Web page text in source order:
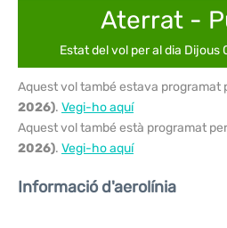
Aterrat -
Estat del vol per al dia Dijous
Aquest vol també estava programat
2026). Vegi-ho aquí
Aquest vol també està programat per
2026). Vegi-ho aquí
Informació d'aerolínia